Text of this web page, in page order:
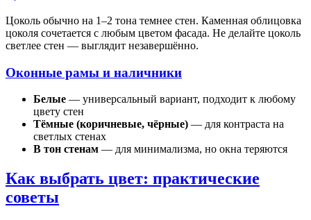
Цоколь обычно на 1–2 тона темнее стен. Каменная облицовка
цоколя сочетается с любым цветом фасада. Не делайте цоколь
светлее стен — выглядит незавершённо.
Оконные рамы и наличники
Белые — универсальный вариант, подходит к любому
цвету стен
Тёмные (коричневые, чёрные) — для контраста на
светлых стенах
В тон стенам — для минимализма, но окна теряются
Как выбрать цвет: практические
советы